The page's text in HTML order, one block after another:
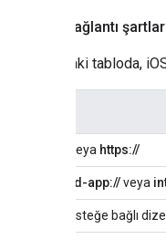
Derin bağlantı
Aşağıdaki tabloda,
veya https://
android-app://veya
(isteğe bağlı